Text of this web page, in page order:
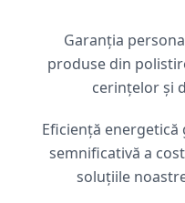
Garanția
produse din
cerințelor și
Eficiență
semnificativă a
soluțiile